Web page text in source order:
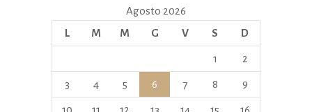
Agosto 2026
L
M M G V S D
1 2
3 4 5 6 7 8 9